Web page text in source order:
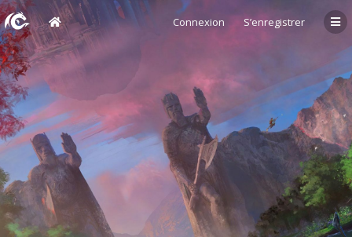
Connexion S’enregistrer